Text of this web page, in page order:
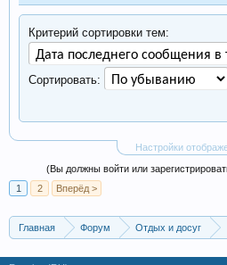
Настройки
Критерий сортировки тем:
Сортировать:
(Вы должны войти или
1
2 Вперёд >
Главная Форум
Отдых и досуг